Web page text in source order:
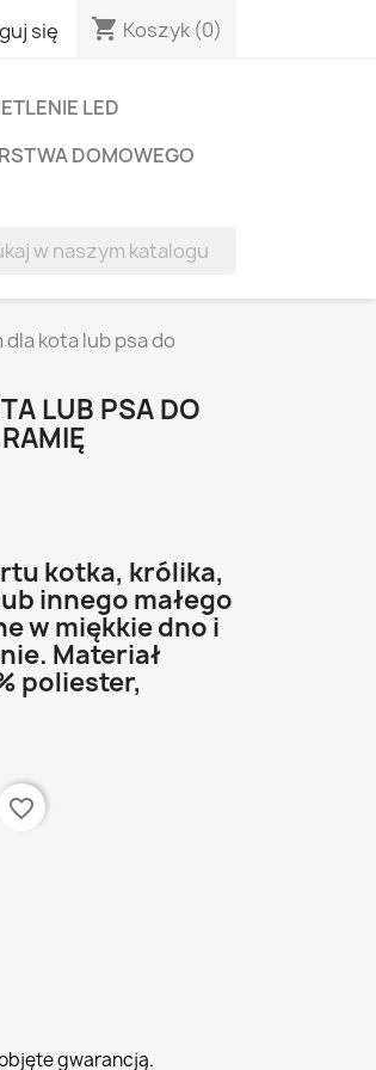
się shopping_cart Koszyk (0)
LED
DOMOWEGO
kota lub psa do
LUB PSA DO
kotka, królika,
innego małego
w miękkie dno i
Materiał
poliester,
favorite_border
gwarancją.